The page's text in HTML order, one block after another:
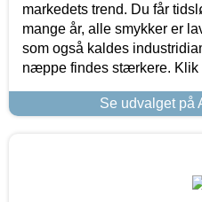
markedets trend. Du får
mange år, alle smykker er
som også kaldes
næppe findes stærkere. Klik
Se udvalget på